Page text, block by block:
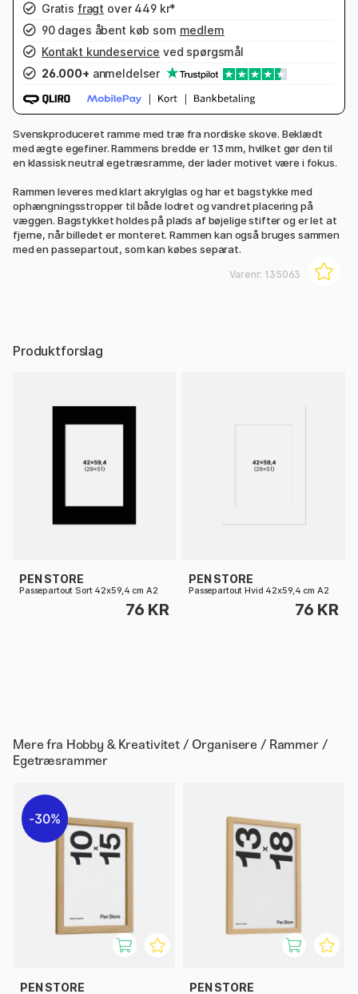
Gratis fragt over 449 kr*
90 dages åbent køb som medlem
Kontakt kundeservice ved spørgsmål
26.000+ anmeldelser
Svenskproduceret ramme med træ fra nordiske skove. Beklædt
med ægte egefiner. Rammens bredde er 13 mm, hvilket gør den til
en klassisk neutral egetræsramme, der lader motivet være i fokus.
Rammen leveres med klart akrylglas og har et bagstykke med
ophængningsstropper til både lodret og vandret placering på
væggen. Bagstykket holdes på plads af bøjelige stifter og er let at
fjerne, når billedet er monteret. Rammen kan også bruges sammen
med en passepartout, som kan købes separat.
Varenr: 135063
Produktforslag
PEN STORE
Passepartout Sort 42x59,4 cm A2
76 KR
PEN STORE
Passepartout Hvid 42x59,4 cm A2
76 KR
Mere fra Hobby & Kreativitet / Organisere / Rammer /
Egetræsrammer
30%
PEN STORE PEN STORE